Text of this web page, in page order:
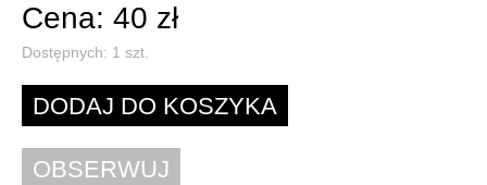
Cena: 40 zł
Dostępnych: 1 szt.